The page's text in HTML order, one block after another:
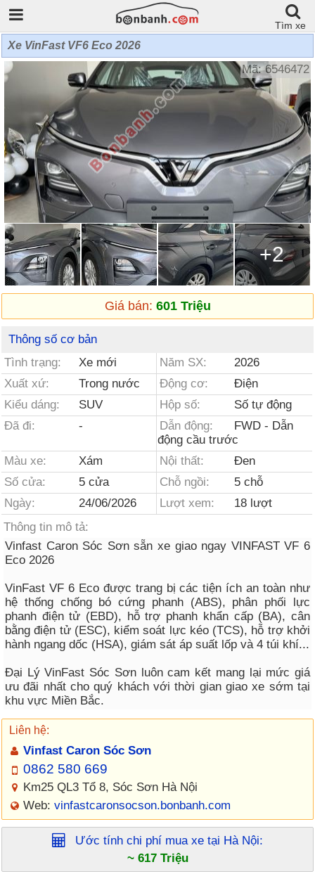
Tìm xe
Xe VinFast VF6 Eco 2026
Mã: 6546472
+2
Giá bán: 601 Triệu
Thông số cơ bản
Tình trạng:
Xe mới Năm SX:
2026
Xuất xứ:
Trong nước Động cơ:
Điện
Kiểu dáng:
SUV Hộp số:
Số tự động
Đã đi:
- Dẫn động:
FWD - Dẫn
động cầu trước
Màu xe:
Xám Nội thất:
Đen
Số cửa:
5 cửa Chỗ ngồi:
5 chỗ
Ngày:
24/06/2026 Lượt xem:
18 lượt
Thông tin mô tả:
Vinfast Caron Sóc Sơn sẵn xe giao ngay VINFAST VF 6
Eco 2026
VinFast VF 6 Eco được trang bị các tiện ích an toàn như
hệ thống chống bó cứng phanh (ABS), phân phối lực
phanh điện tử (EBD), hỗ trợ phanh khẩn cấp (BA), cân
bằng điện tử (ESC), kiểm soát lực kéo (TCS), hỗ trợ khởi
hành ngang dốc (HSA), giám sát áp suất lốp và 4 túi khí...
Đại Lý VinFast Sóc Sơn luôn cam kết mang lại mức giá
ưu đãi nhất cho quý khách với thời gian giao xe sớm tại
khu vực Miền Bắc.
Liên hệ:
Vinfast Caron Sóc Sơn
0862 580 669
Km25 QL3 Tổ 8, Sóc Sơn Hà Nội
Web: vinfastcaronsocson.bonbanh.com
Ước tính chi phí mua xe tại Hà Nội:
~ 617 Triệu